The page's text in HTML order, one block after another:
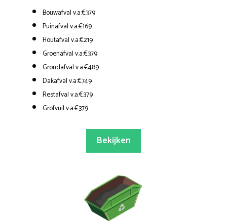
Bouwafval v.a.€379
Puinafval v.a.€169
Houtafval v.a.€219
Groenafval v.a.€379
Grondafval v.a.€489
Dakafval v.a.€749
Restafval v.a.€379
Grofvuil v.a.€379
Bekijken